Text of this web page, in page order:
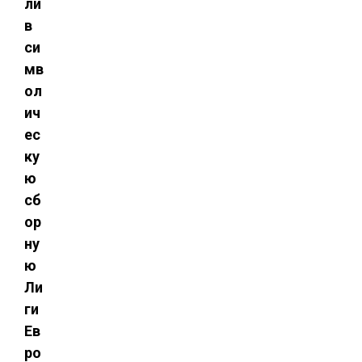
ли
в
си
мв
ол
ич
ес
ку
ю
сб
ор
ну
ю
Ли
ги
Ев
ро